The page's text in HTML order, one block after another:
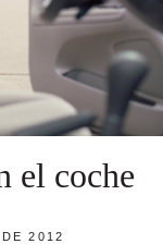
el coche
2012